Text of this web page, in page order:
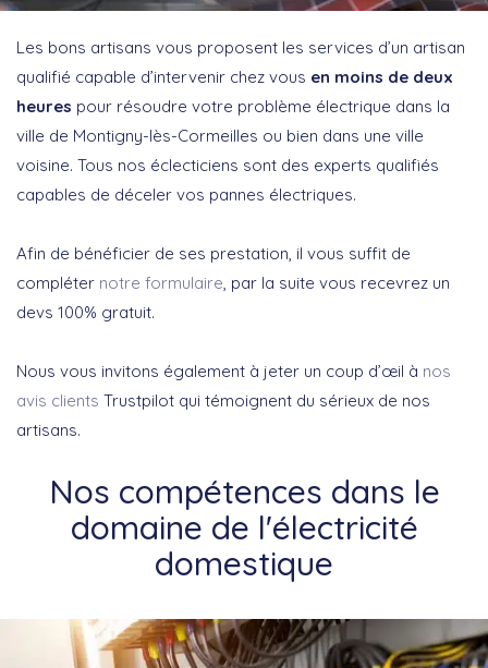
Les bons artisans vous proposent les services d’un artisan
qualifié capable d’intervenir chez vous en moins de deux
heures pour résoudre votre problème électrique dans la
ville de Montigny-lès-Cormeilles ou bien dans une ville
voisine. Tous nos éclecticiens sont des experts qualifiés
capables de déceler vos pannes électriques.
Afin de bénéficier de ses prestation, il vous suffit de
compléter notre formulaire, par la suite vous recevrez un
devs 100% gratuit.
Nous vous invitons également à jeter un coup d’œil à nos
avis clients Trustpilot qui témoignent du sérieux de nos
artisans.
Nos compétences dans le
domaine de l'électricité
domestique